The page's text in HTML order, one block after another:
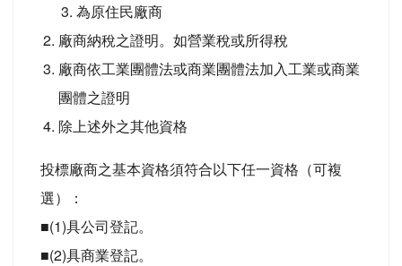
為原住民廠商
廠商納稅之證明。如營業稅或所得稅
廠商依工業團體法或商業團體法加入工業或商業
團體之證明
除上述外之其他資格
投標廠商之基本資格須符合以下任一資格（可複
選）：
■(1)具公司登記。
■(2)具商業登記。